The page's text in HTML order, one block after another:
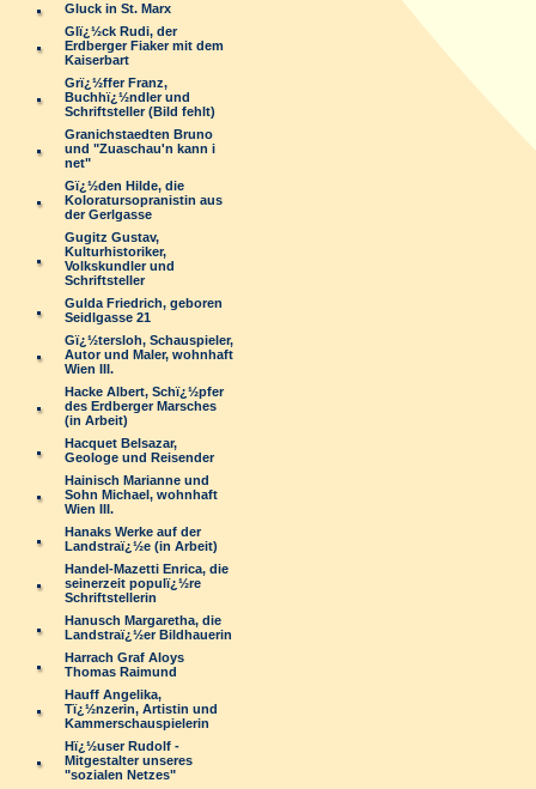
Gluck in St. Marx
Glï¿½ck Rudi, der
Erdberger Fiaker mit dem
Kaiserbart
Grï¿½ffer Franz,
Buchhï¿½ndler und
Schriftsteller (Bild fehlt)
Granichstaedten Bruno
und "Zuaschau'n kann i
net"
Gï¿½den Hilde, die
Koloratursopranistin aus
der Gerlgasse
Gugitz Gustav,
Kulturhistoriker,
Volkskundler und
Schriftsteller
Gulda Friedrich, geboren
Seidlgasse 21
Gï¿½tersloh, Schauspieler,
Autor und Maler, wohnhaft
Wien III.
Hacke Albert, Schï¿½pfer
des Erdberger Marsches
(in Arbeit)
Hacquet Belsazar,
Geologe und Reisender
Hainisch Marianne und
Sohn Michael, wohnhaft
Wien III.
Hanaks Werke auf der
Landstraï¿½e (in Arbeit)
Handel-Mazetti Enrica, die
seinerzeit populï¿½re
Schriftstellerin
Hanusch Margaretha, die
Landstraï¿½er Bildhauerin
Harrach Graf Aloys
Thomas Raimund
Hauff Angelika,
Tï¿½nzerin, Artistin und
Kammerschauspielerin
Hï¿½user Rudolf -
Mitgestalter unseres
"sozialen Netzes"